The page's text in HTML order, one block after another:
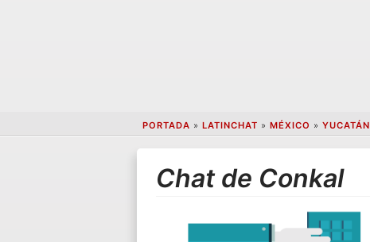
PORTADA » LATINCHAT » MÉXICO » YUCATÁN
Chat de Conkal